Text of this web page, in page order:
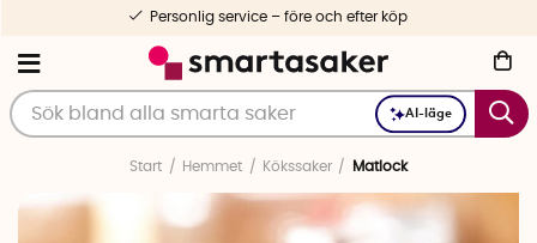
AI-läge
Personlig service – före och efter köp
Start Hemmet Kökssaker Matlock